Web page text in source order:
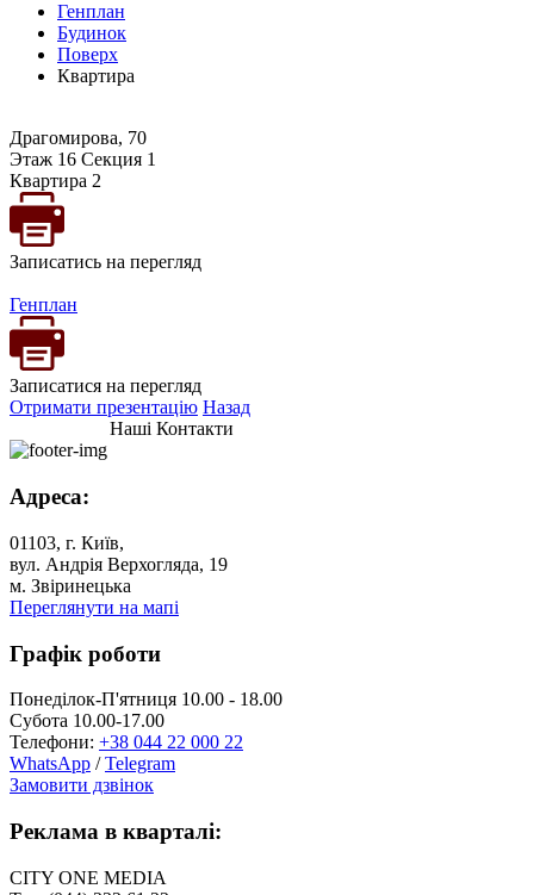
Генплан
Будинок
Поверх
Квартира
Драгомирова, 70
Этаж 16 Секция 1
Квартира 2
Записатись на перегляд
Генплан
Записатися на перегляд
Отримати презентацію Назад
Наші Контакти
Адреса:
01103, г. Київ,
вул. Андрія Верхогляда, 19
м. Звіринецька
Переглянути на мапі
Графік роботи
Понеділок-П'ятниця 10.00 - 18.00
Субота 10.00-17.00
Телефони: +38 044 22 000 22
WhatsApp /Telegram
Замовити дзвінок
Реклама в кварталі:
CITY ONE MEDIA